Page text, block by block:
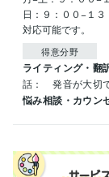
日：９：００−１３
対応可能です。
得意分野
ライティング・翻
話：　発音が大切
悩み相談・カウン